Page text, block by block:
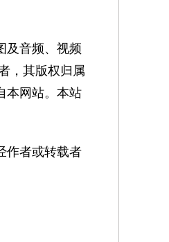
及音频、视频
，其版权归属
本网站。本站
作者或转载者